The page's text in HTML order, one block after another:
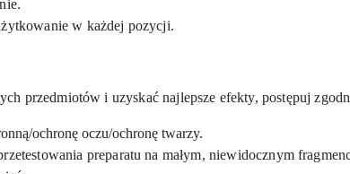
w każdej pozycji.
przedmiotów i uzyskać najlepsze efekty, postępuj
ochronę oczu/ochronę twarzy.
preparatu na małym, niewidocznym